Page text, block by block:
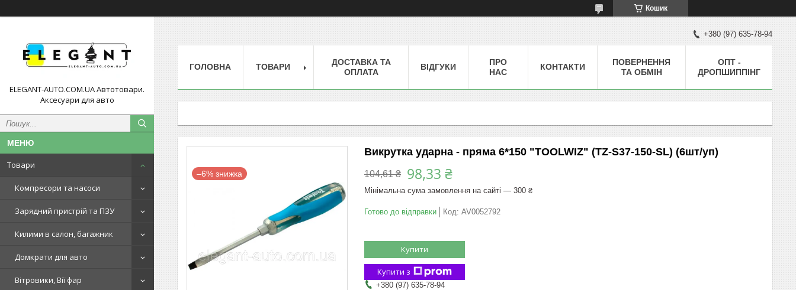
Кошик
ELEGANT-AUTO.COM.UA Автотовари.
Аксесуари для авто
Товари
Компресори та насоси
Зарядний пристрій та ПЗУ
Килими в салон, багажник
Домкрати для авто
Вітровики, Вії фар
+380 (97) 635-78-94
ГОЛОВНА ТОВАРИ
ДОСТАВКА ТА
ОПЛАТА
ВІДГУКИ
ПРО
НАС
КОНТАКТИ
ПОВЕРНЕННЯ
ТА ОБМІН
ОПТ -
ДРОПШИППІНГ
–6%
Викрутка ударна - пряма 6*150 "TOOLWIZ" (TZ-S37-150-SL) (6шт/уп)
104,61 ₴ 98,33 ₴
Мінімальна сума замовлення на сайті — 300 ₴
Готово до відправки Код: AV0052792
Купити
Купити з
+380 (97) 635-78-94